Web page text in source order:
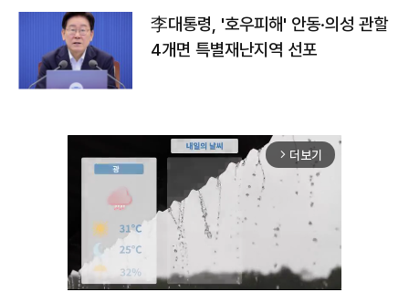
李대통령, '호우피해' 안동·의성 관할
4개면 특별재난지역 선포
arrow_forward_ios 더보기